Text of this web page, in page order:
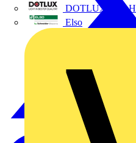
DOTLUX GmbH
Elso